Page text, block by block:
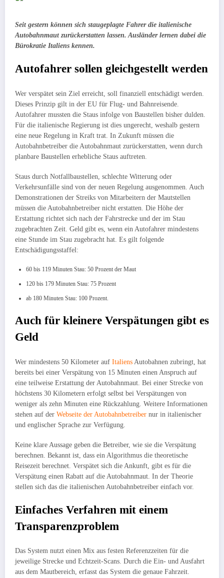
Seit gestern können sich staugeplagte Fahrer die italienische
Autobahnmaut zurückerstatten lassen. Ausländer lernen dabei die
Bürokratie Italiens kennen.
Autofahrer sollen gleichgestellt werden
Wer verspätet sein Ziel erreicht, soll finanziell entschädigt werden.
Dieses Prinzip gilt in der EU für Flug- und Bahnreisende.
Autofahrer mussten die Staus infolge von Baustellen bisher dulden.
Für die italienische Regierung ist dies ungerecht, weshalb gestern
eine neue Regelung in Kraft trat. In Zukunft müssen die
Autobahnbetreiber die Autobahnmaut zurückerstatten, wenn durch
planbare Baustellen erhebliche Staus auftreten.
Staus durch Notfallbaustellen, schlechte Witterung oder
Verkehrsunfälle sind von der neuen Regelung ausgenommen. Auch
Demonstrationen der Streiks von Mitarbeitern der Mautstellen
müssen die Autobahnbetreiber nicht erstatten. Die Höhe der
Erstattung richtet sich nach der Fahrstrecke und der im Stau
zugebrachten Zeit. Geld gibt es, wenn ein Autofahrer mindestens
eine Stunde im Stau zugebracht hat. Es gilt folgende
Entschädigungsstaffel:
60 bis 119 Minuten Stau: 50 Prozent der Maut
120 bis 179 Minuten Stau: 75 Prozent
ab 180 Minuten Stau: 100 Prozent.
Auch für kleinere Verspätungen gibt es
Geld
Wer mindestens 50 Kilometer auf Italiens Autobahnen zubringt, hat
bereits bei einer Verspätung von 15 Minuten einen Anspruch auf
eine teilweise Erstattung der Autobahnmaut. Bei einer Strecke von
höchstens 30 Kilometern erfolgt selbst bei Verspätungen von
weniger als zehn Minuten eine Rückzahlung. Weitere Informationen
stehen auf der Webseite der Autobahnbetreiber nur in italienischer
und englischer Sprache zur Verfügung.
Keine klare Aussage geben die Betreiber, wie sie die Verspätung
berechnen. Bekannt ist, dass ein Algorithmus die theoretische
Reisezeit berechnet. Verspätet sich die Ankunft, gibt es für die
Verspätung einen Rabatt auf die Autobahnmaut. In der Theorie
stellen sich das die italienischen Autobahnbetreiber einfach vor.
Einfaches Verfahren mit einem
Transparenzproblem
Das System nutzt einen Mix aus festen Referenzzeiten für die
jeweilige Strecke und Echtzeit-Scans. Durch die Ein- und Ausfahrt
aus dem Mautbereich, erfasst das System die genaue Fahrzeit.